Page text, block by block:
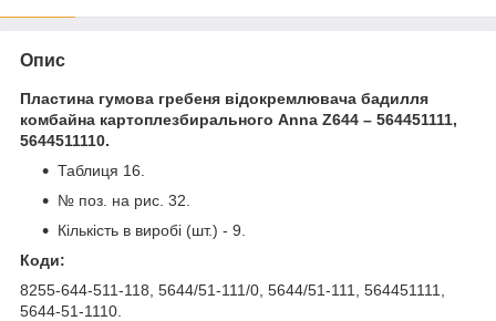
Опис
Пластина гумова гребеня відокремлювача бадилля
комбайна картоплезбирального Anna Z644 – 564451111,
5644511110.
Таблиця 16.
№ поз. на рис. 32.
Кількість в виробі (шт.) - 9.
Коди:
8255-644-511-118, 5644/51-111/0, 5644/51-111, 564451111,
5644-51-1110.